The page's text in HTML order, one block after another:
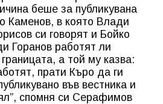
беше за публикувана
Каменов, в която Влади
си говорят и Бойко
Горанов работят ли
а той му казва:
прати Къро да ги
във вестника и
спомня си Серафимов